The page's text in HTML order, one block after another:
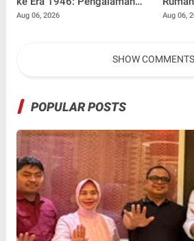
Magang Radityo Kusuma
Aug 06, 2026
Kocak
Aug 06,
SHOW COMMENTS
POPULAR POSTS